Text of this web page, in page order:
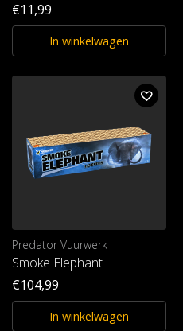
€11,99
In winkelwagen
Predator Vuurwerk
Smoke Elephant
€104,99
In winkelwagen